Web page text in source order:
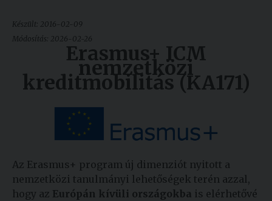
Junior
Akadémia
Felvételizőknek
Kiadványok
Szolgáltatásaink
Készült: 2016-02-09
Módosítás: 2026-02-26
Erasmus+ ICM
nemzetközi
kreditmobilitás (KA171)
Az Erasmus+ program új dimenziót nyitott a
nemzetközi tanulmányi lehetőségek terén azzal,
hogy az Európán kívüli országokba is elérhetővé